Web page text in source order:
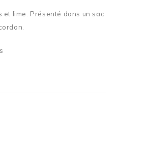
et lime. Présenté dans un sac